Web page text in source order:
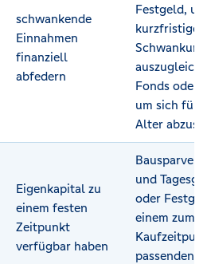
schwankende
Einnahmen
finanziell
abfedern
Festgeld, um
kurzfristige
Fonds oder
um sich für
Alter
Eigenkapital zu
einem festen
Zeitpunkt
verfügbar haben
und
oder
einem zum
passenden